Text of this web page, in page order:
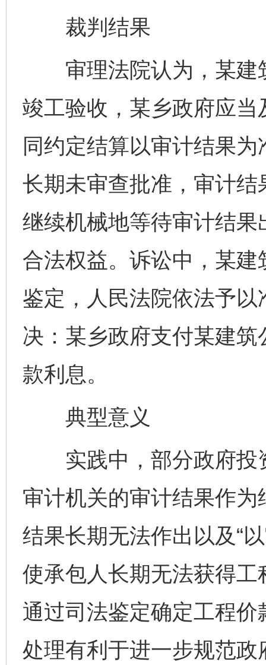
裁判结果
审理法院认为，某建
竣工验收，某乡政府应
同约定结算以审计结果
长期未审查批准，审计
继续机械地等待审计结
合法权益。诉讼中，某
鉴定，人民法院依法予
决：某乡政府支付某建
款利息。
典型意义
实践中，部分政府投
审计机关的审计结果作
结果长期无法作出以及“
使承包人长期无法获得
通过司法鉴定确定工程
处理有利于进一步规范